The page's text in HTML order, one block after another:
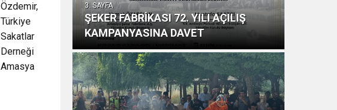
Özdemir,
Türkiye
Sakatlar
Derneği
Amasya
3. SAYFA
ŞEKER FABRİKASI 72. YILI AÇILIŞ
KAMPANYASINA DAVET